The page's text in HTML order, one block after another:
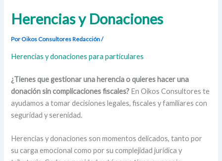
Herencias y Donaciones
Por Oikos ConsultoresRedacción/
Herencias y donaciones para particulares
¿Tienes que gestionar una herencia o quieres hacer una
donación sin complicaciones fiscales? En Oikos Consultores te
ayudamos a tomar decisiones legales, fiscales y familiares con
seguridad y serenidad.
Herencias y donaciones son momentos delicados, tanto por
su carga emocional como por su complejidad jurídica y